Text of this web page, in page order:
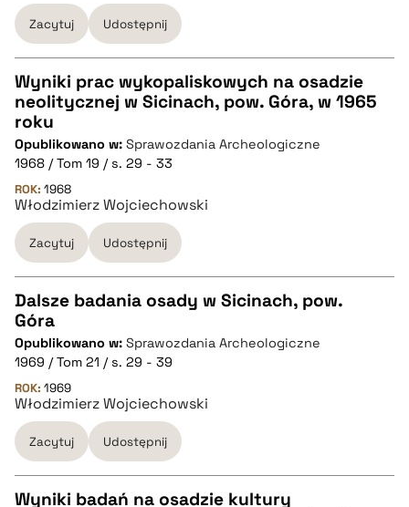
BIBTEX
pobierz cytat
Zacytuj Udostępnij
CZYSTY TEKST
pobierz cytat
BIBTEX
pobierz cytat
Wyniki prac wykopaliskowych na osadzie
neolitycznej w Sicinach, pow. Góra, w 1965
roku
Opublikowano w: Sprawozdania Archeologiczne
1968 / Tom 19 / s. 29 - 33
ROK: 1968
Włodzimierz Wojciechowski
Zacytuj Udostępnij
CZYSTY TEKST
pobierz cytat
BIBTEX
pobierz cytat
Dalsze badania osady w Sicinach, pow.
Góra
Opublikowano w: Sprawozdania Archeologiczne
1969 / Tom 21 / s. 29 - 39
ROK: 1969
Włodzimierz Wojciechowski
Zacytuj Udostępnij
Wyniki badań na osadzie kultury